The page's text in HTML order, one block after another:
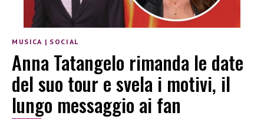
MUSICA | SOCIAL
Anna Tatangelo rimanda le date
del suo tour e svela i motivi, il
lungo messaggio ai fan